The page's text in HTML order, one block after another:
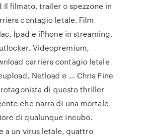
Il filmato, trailer o spezzone in
contagio letale. Film
Ipad e iPhone in streaming.
Videopremium,
carriers contagio letale
Netload e … Chris Pine
di questo thriller
che narra di una mortale
di qualunque incubo.
a un virus letale, quattro